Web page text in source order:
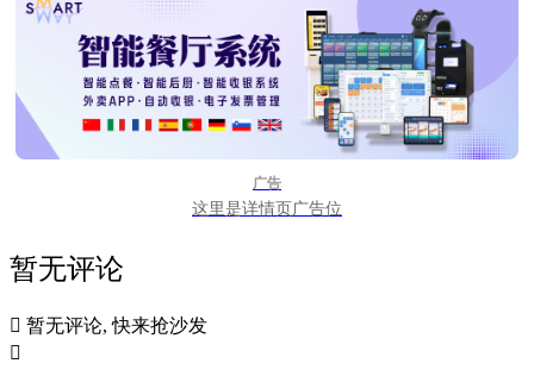
广告
这里是详情页广告位
暂无评论
 暂无评论, 快来抢沙发
